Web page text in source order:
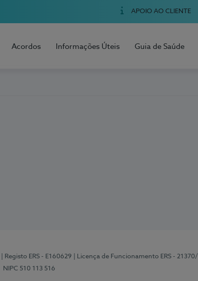
APOIO AO CLIENTE
Acordos Informações Úteis Guia de Saúde
| Registo ERS - E160629 | Licença de Funcionamento ERS -
NIPC 510 113 516